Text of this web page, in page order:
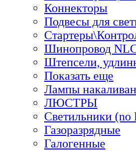
Коннекторы
Подвесы для
Шинопровод
Штепсели,
Показать еще
Лампы
ЛЮСТРЫ
Светильники (no
Газоразрядные
Галогенные